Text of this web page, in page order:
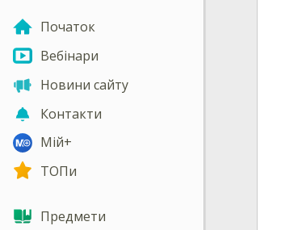
Початок
Вебінари
Новини сайту
Контакти
Мій+
ТОПи
Предмети